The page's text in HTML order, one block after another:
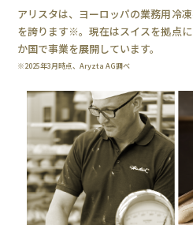
アリスタは、ヨーロッパの業務用冷
を誇ります※。現在はスイスを拠点
か国で事業を展開しています。
※2025年3月時点、Aryzta AG調べ